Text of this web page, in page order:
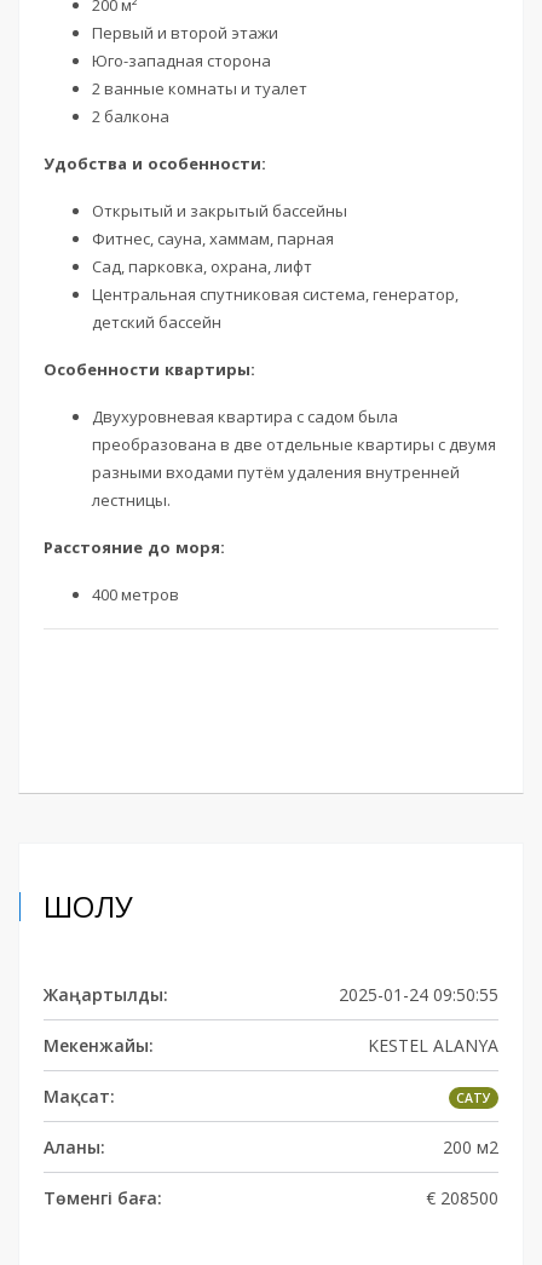
200 м²
Первый и второй этажи
Юго-западная сторона
2 ванные комнаты и туалет
2 балкона
Удобства и особенности:
Открытый и закрытый бассейны
Фитнес, сауна, хаммам, парная
Сад, парковка, охрана, лифт
Центральная спутниковая система, генератор,
детский бассейн
Особенности квартиры:
Двухуровневая квартира с садом была
преобразована в две отдельные квартиры с двумя
разными входами путём удаления внутренней
лестницы.
Расстояние до моря:
400 метров
ШОЛУ
Жаңартылды: 2025-01-24 09:50:55
Мекенжайы: KESTEL ALANYA
Мақсат: САТУ
Аланы: 200 м2
Төменгі баға: € 208500